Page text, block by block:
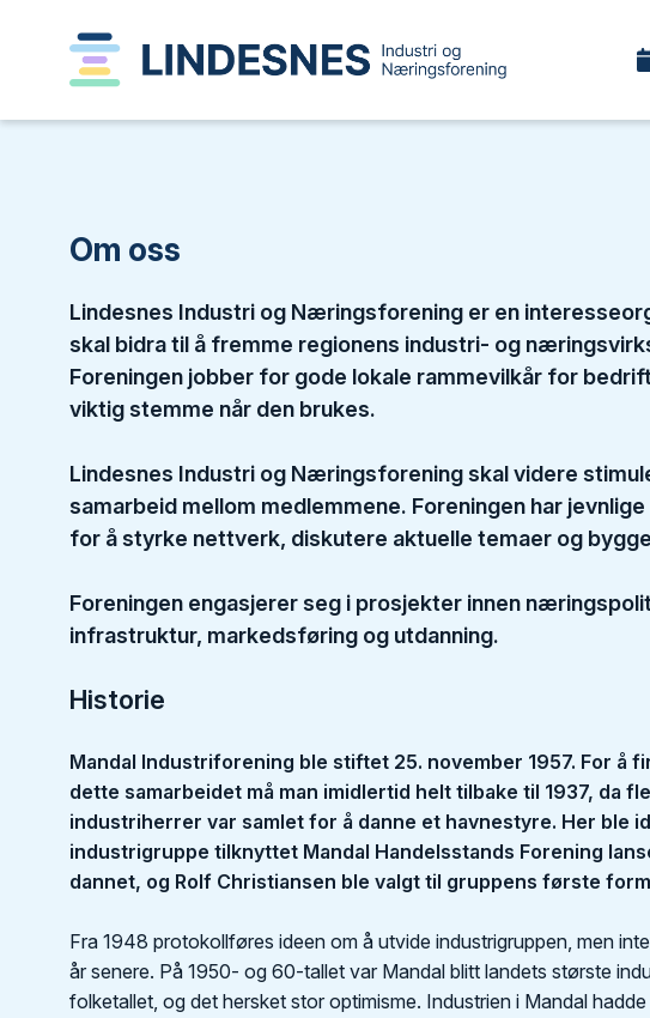
Om oss
Lindesnes Industri og Næringsforening er en
skal bidra til å fremme regionens industri- og
Foreningen jobber for gode lokale rammevilkår for
viktig stemme når den brukes.
Lindesnes Industri og Næringsforening skal videre
samarbeid mellom medlemmene. Foreningen har
for å styrke nettverk, diskutere aktuelle temaer og
Foreningen engasjerer seg i prosjekter innen
infrastruktur, markedsføring og utdanning.
Historie
Mandal Industriforening ble stiftet 25. november 1957. For å
dette samarbeidet må man imidlertid helt tilbake til 1937, da
industriherrer var samlet for å danne et havnestyre. Her ble
industrigruppe tilknyttet Mandal Handelsstands Forening
dannet, og Rolf Christiansen ble valgt til gruppens første
Fra 1948 protokollføres ideen om å utvide industrigruppen, men
år senere. På 1950- og 60-tallet var Mandal blitt landets største
folketallet, og det hersket stor optimisme. Industrien i Mandal hadde